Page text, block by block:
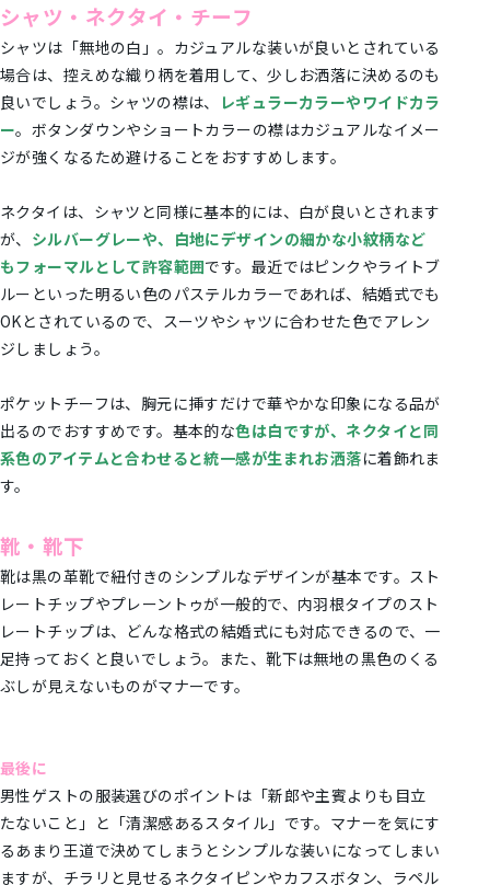
シャツ・ネクタイ・チーフ
シャツは「無地の白」。カジュアルな装いが良いとされている
場合は、控えめな織り柄を着用して、少しお洒落に決めるのも
良いでしょう。シャツの襟は、
レギュラーカラーやワイドカラ
ー。ボタンダウンやショートカラーの襟はカジュアルなイメー
ジが強くなるため避けることをおすすめします。
ネクタイは、シャツと同様に基本的には、白が良いとされます
が、 シルバーグレーや、白地にデザインの細かな小紋柄など
もフォーマルとして許容範囲です。最近ではピンクやライトブ
ルーといった明るい色のパステルカラーであれば、結婚式でも
OKとされているので、スーツやシャツに合わせた色でアレン
ジしましょう。
ポケットチーフは、胸元に挿すだけで華やかな印象になる品が
出るのでおすすめです。基本的な色は白ですが、ネクタイと同
系色のアイテムと合わせると統一感が生まれお洒落に着飾れま
す。
靴・靴下
靴は黒の革靴で紐付きのシンプルなデザインが基本です。スト
レートチップやプレーントゥが一般的で、内羽根タイプのスト
レートチップは、どんな格式の結婚式にも対応できるので、一
足持っておくと良いでしょう。また、靴下は無地の黒色のくる
ぶしが見えないものがマナーです。
最後に
男性ゲストの服装選びのポイントは「新郎や主賓よりも目立
たないこと」と「清潔感あるスタイル」です。マナーを気にす
るあまり王道で決めてしまうとシンプルな装いになってしまい
ますが、チラリと見せるネクタイピンやカフスボタン、ラペル